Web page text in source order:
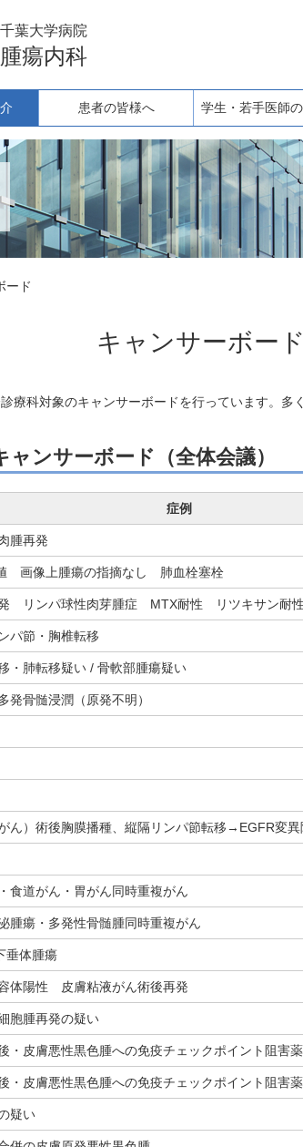
千葉大学病院
腫瘍内科
患者の皆様へ 学生・若手医師
ード
キャンサーボード
療科対象のキャンサーボードを行っています。多
ンサーボード（全体会議）
症例
腫再発
画像上腫瘍の指摘なし 肺血栓塞栓
リンパ球性肉芽腫症 MTX耐性 リツキサン耐性
パ節・胸椎転移
・肺転移疑い / 骨軟部腫瘍疑い
発骨髄浸潤（原発不明）
ん）術後胸膜播種、縦隔リンパ節転移→EGFR変異
食道がん・胃がん同時重複がん
腫瘍・多発性骨髄腫同時重複がん
垂体腫瘍
体陽性 皮膚粘液がん術後再発
胞腫再発の疑い
・皮膚悪性黒色腫への免疫チェックポイント阻害
・皮膚悪性黒色腫への免疫チェックポイント阻害
疑い